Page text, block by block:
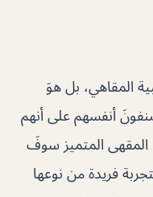
المقاهي، بل هوَ
أنفسهم على أنهم
المقهى المتميز سوفَ
فريدة من نوعها